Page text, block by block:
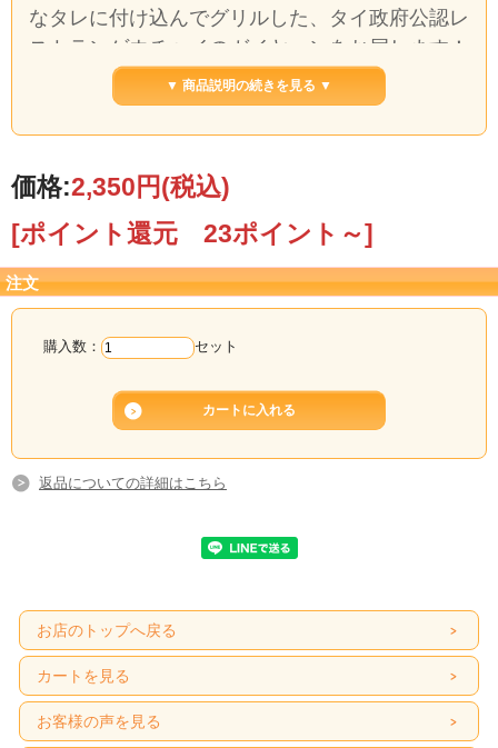
なタレに付け込んでグリルした、タイ政府公認レ
ストランゲウチャイのガイヤーンをお届します！
▼ 商品説明の続きを見る ▼
価格:2,350円(税込)
[ポイント還元 23ポイント～]
注文
購入数： セット
返品についての詳細はこちら
お店のトップへ戻る
カートを見る
お客様の声を見る